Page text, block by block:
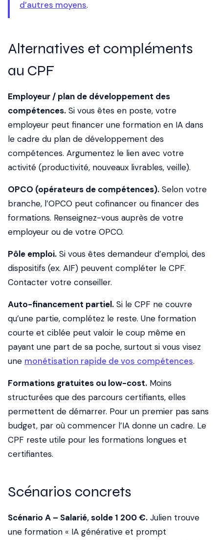
d’autres moyens.
Alternatives et compléments
au CPF
Employeur / plan de développement des
compétences. Si vous êtes en poste, votre
employeur peut financer une formation en IA dans
le cadre du plan de développement des
compétences. Argumentez le lien avec votre
activité (productivité, nouveaux livrables, veille).
OPCO (opérateurs de compétences). Selon votre
branche, l’OPCO peut cofinancer ou financer des
formations. Renseignez-vous auprès de votre
employeur ou de votre OPCO.
Pôle emploi. Si vous êtes demandeur d’emploi, des
dispositifs (ex. AIF) peuvent compléter le CPF.
Contacter votre conseiller.
Auto-financement partiel. Si le CPF ne couvre
qu’une partie, complétez le reste. Une formation
courte et ciblée peut valoir le coup même en
payant une part de sa poche, surtout si vous visez
une monétisation rapide de vos compétences.
Formations gratuites ou low-cost. Moins
structurées que des parcours certifiants, elles
permettent de démarrer. Pour un premier pas sans
budget, par où commencer l’IA donne un cadre. Le
CPF reste utile pour les formations longues et
certifiantes.
Scénarios concrets
Scénario A – Salarié, solde 1 200 €. Julien trouve
une formation « IA générative et prompt